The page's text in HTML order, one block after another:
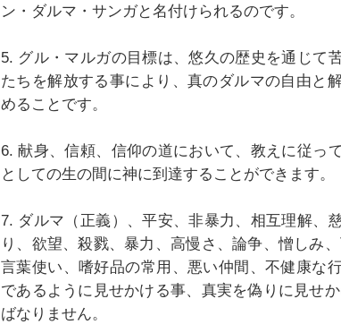
ン・ダルマ・サンガと名付けられるのです。
5. グル・マルガの目標は、悠久の歴史を通じて
たちを解放する事により、真のダルマの自由と
めることです。
6. 献身、信頼、信仰の道において、教えに従っ
としての生の間に神に到達することができます。
7. ダルマ（正義）、平安、非暴力、相互理解、
り、欲望、殺戮、暴力、高慢さ、論争、憎しみ
言葉使い、嗜好品の常用、悪い仲間、不健康な
であるように見せかける事、真実を偽りに見せ
ばなりません。